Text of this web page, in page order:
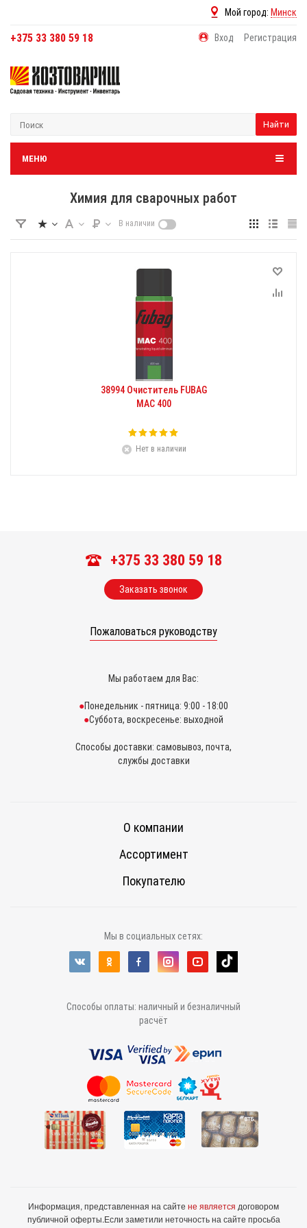
Мой город: Минск
+375 33 380 59 18 Вход Регистрация
Найти
МЕНЮ
Химия для сварочных работ
В наличии
38994 Очиститель FUBAG
MAC 400
Нет в наличии
+375 33 380 59 18
Заказать звонок
Пожаловаться руководству
Мы работаем для Вас:
Понедельник - пятница: 9:00 - 18:00
Суббота, воскресенье: выходной
Способы доставки: самовывоз, почта,
службы доставки
О компании
Ассортимент
Покупателю
Мы в социальных сетях:
Способы оплаты: наличный и безналичный
расчёт
Информация, представленная на сайте не является договором
публичной оферты.Если заметили неточность на сайте просьба